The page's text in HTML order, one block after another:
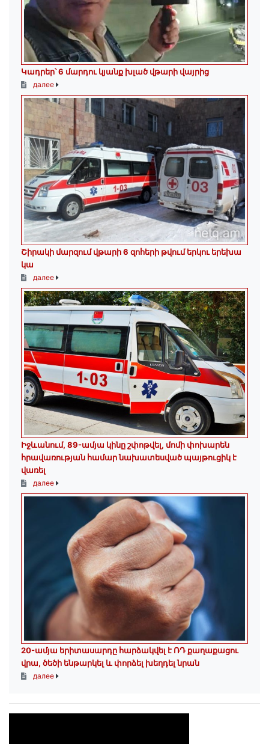
Կադրեր՝ 6 մարդու կյանք խլած վթարի վայրից
далее
Շիրակի մարզում վթարի 6 զոհերի թվում երկու երեխա
կա
далее
Իջևանում, 89-ամյա կինը շփոթվել, մոմի փոխարեն
հրավառության համար նախատեսված պայթուցիկ է
վառել
далее
20-ամյա երիտասարդը հարձակվել է ՌԴ քաղաքացու
վրա, ծեծի ենթարկել և փորձել խեղդել նրան
далее